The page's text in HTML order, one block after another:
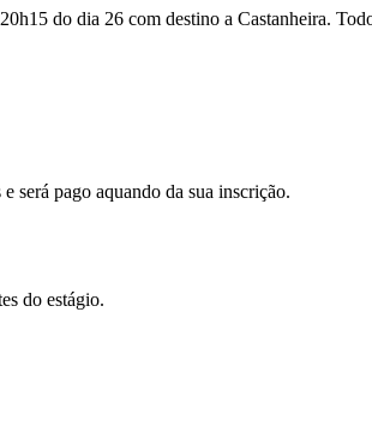
do dia 26 com destino a Castanheira.
será pago aquando da sua inscrição.
do estágio.